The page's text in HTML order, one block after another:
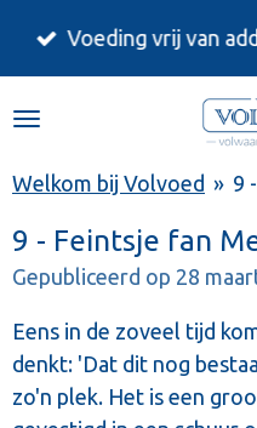
de
Voeding vrij van
Welkom bij Volvoed » 9
9 - Feintsje fan
Gepubliceerd op 28
Eens in de zoveel tijd
denkt: 'Dat dit nog
zo'n plek. Het is een